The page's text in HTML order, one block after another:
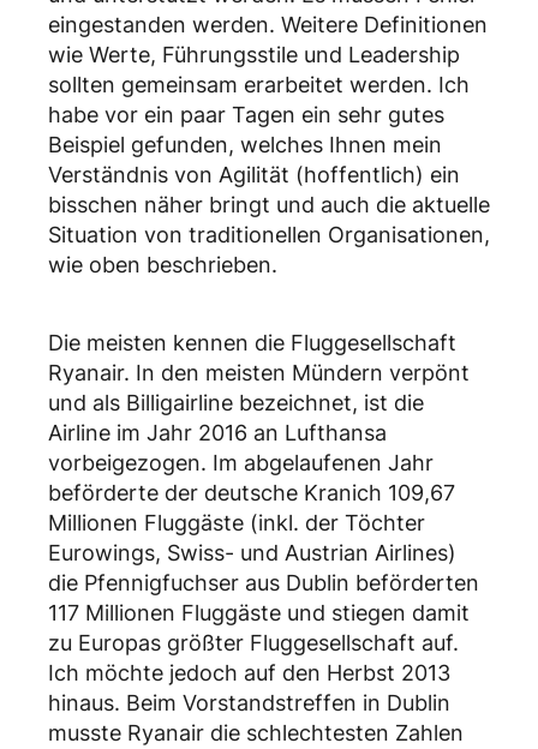
eingestanden werden. Weitere Definitionen
wie Werte, Führungsstile und Leadership
sollten gemeinsam erarbeitet werden. Ich
habe vor ein paar Tagen ein sehr gutes
Beispiel gefunden, welches Ihnen mein
Verständnis von Agilität (hoffentlich) ein
bisschen näher bringt und auch die aktuelle
Situation von traditionellen Organisationen,
wie oben beschrieben.
Die meisten kennen die Fluggesellschaft
Ryanair. In den meisten Mündern verpönt
und als Billigairline bezeichnet, ist die
Airline im Jahr 2016 an Lufthansa
vorbeigezogen. Im abgelaufenen Jahr
beförderte der deutsche Kranich 109,67
Millionen Fluggäste (inkl. der Töchter
Eurowings, Swiss- und Austrian Airlines)
die Pfennigfuchser aus Dublin beförderten
117 Millionen Fluggäste und stiegen damit
zu Europas größter Fluggesellschaft auf.
Ich möchte jedoch auf den Herbst 2013
hinaus. Beim Vorstandstreffen in Dublin
musste Ryanair die schlechtesten Zahlen